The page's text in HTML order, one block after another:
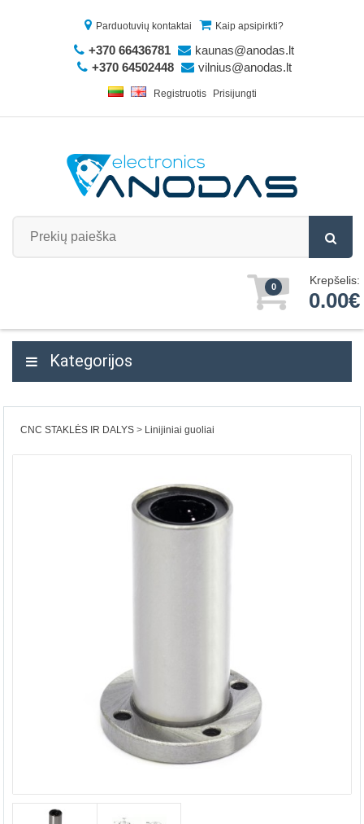
Parduotuvių kontaktai Kaip apsipirkti?
+370 66436781
kaunas@anodas.lt
+370 64502448
vilnius@anodas.lt
Registruotis Prisijungti
0 Krepšelis:
0.00€
Kategorijos
CNC STAKLĖS IR DALYS Linijiniai guoliai